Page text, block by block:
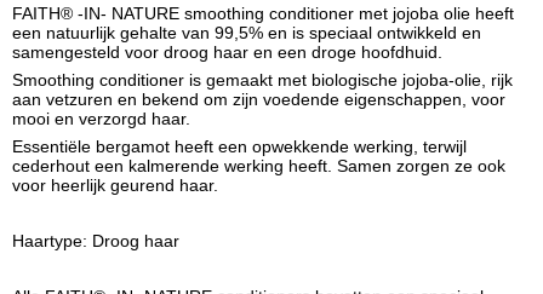
FAITH® -IN- NATURE smoothing conditioner met jojoba olie heeft
een natuurlijk gehalte van 99,5% en is speciaal ontwikkeld en
samengesteld voor droog haar en een droge hoofdhuid.
Smoothing conditioner is gemaakt met biologische jojoba-olie, rijk
aan vetzuren en bekend om zijn voedende eigenschappen, voor
mooi en verzorgd haar.
Essentiële bergamot heeft een opwekkende werking, terwijl
cederhout een kalmerende werking heeft. Samen zorgen ze ook
voor heerlijk geurend haar.
Haartype: Droog haar